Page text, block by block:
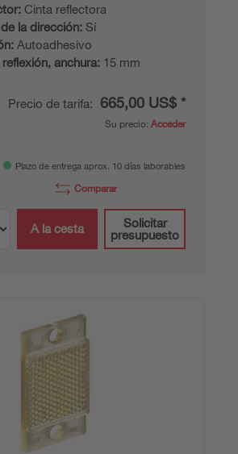
Cinta reflectora
la dirección: Sí
Autoadhesivo
anchura: 15 mm
Precio de tarifa: 665,00 US$ *
Su precio: Acceder
Plazo de entrega aprox. 10 días laborables
Comparar
A la cesta
Solicitar
presupuesto